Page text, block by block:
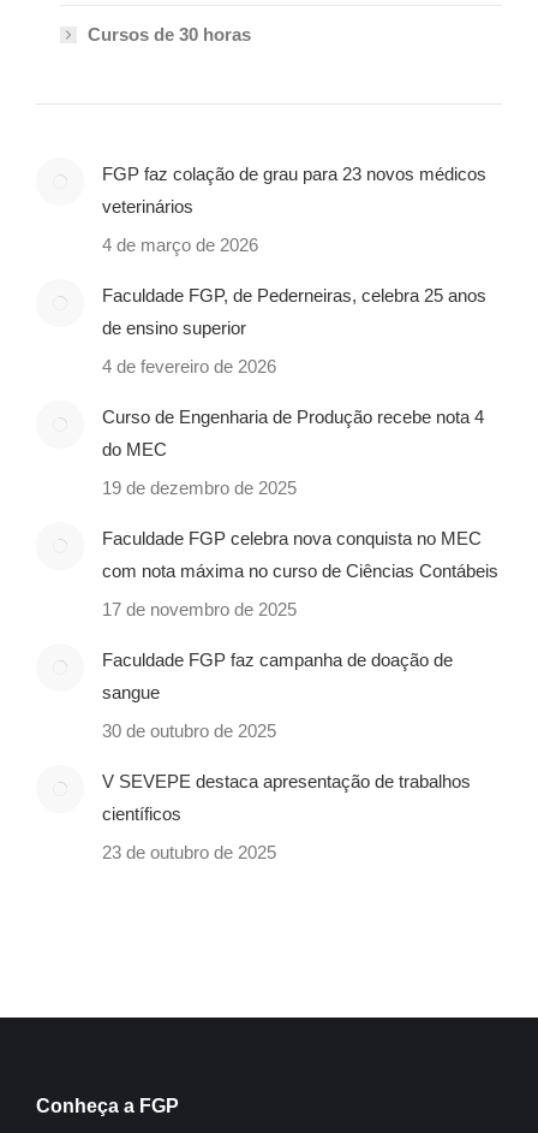
Cursos de 30 horas
FGP faz colação de grau para 23 novos médicos
veterinários
4 de março de 2026
Faculdade FGP, de Pederneiras, celebra 25 anos
de ensino superior
4 de fevereiro de 2026
Curso de Engenharia de Produção recebe nota 4
do MEC
19 de dezembro de 2025
Faculdade FGP celebra nova conquista no MEC
com nota máxima no curso de Ciências Contábeis
17 de novembro de 2025
Faculdade FGP faz campanha de doação de
sangue
30 de outubro de 2025
V SEVEPE destaca apresentação de trabalhos
científicos
23 de outubro de 2025
Conheça a FGP